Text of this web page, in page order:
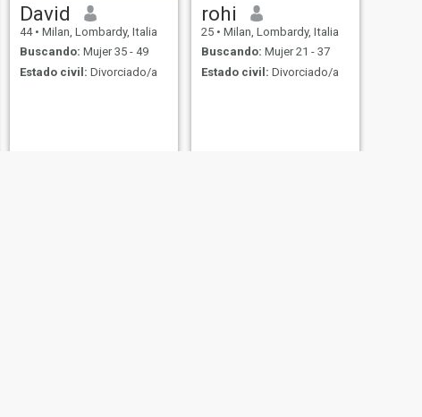
David
44 • Milan, Lombardy, Italia
Buscando: Mujer 35 - 49
Estado civil: Divorciado/a
rohi
25 • Milan, Lombardy, Italia
Buscando: Mujer 21 - 37
Estado civil: Divorciado/a